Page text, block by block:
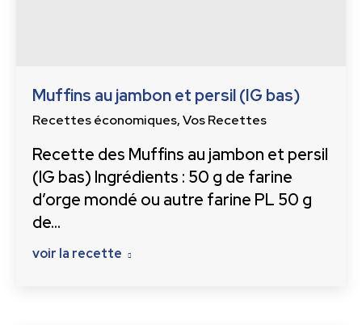
Muffins au jambon et persil (IG bas)
Recettes économiques,Vos Recettes
Recette des Muffins au jambon et persil
(IG bas) Ingrédients : 50 g de farine
d’orge mondé ou autre farine PL 50 g
de…
voir la recette